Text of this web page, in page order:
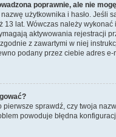
poprawnie, ale nie
użytkownika i hasło. Jeśli
13 lat. Wówczas należy
aktywowania rejestracji
z zawartymi w niej
podany przez ciebie adres
pierwsze sprawdź, czy twoja
powoduje błędna